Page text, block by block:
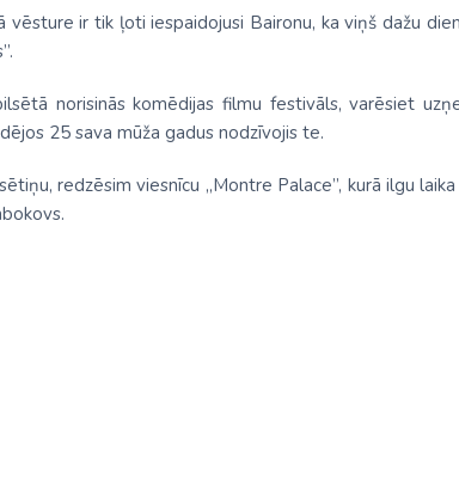
vēsture ir tik ļoti iespaidojusi Baironu, ka viņš dažu
norisinās komēdijas filmu festivāls, varēsiet
25 sava mūža gadus nodzīvojis te.
redzēsim viesnīcu „Montre Palace”, kurā ilgu